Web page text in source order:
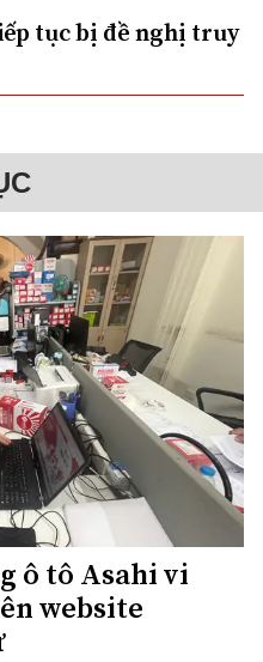
tục bị đề nghị truy
ô tô Asahi vi
website